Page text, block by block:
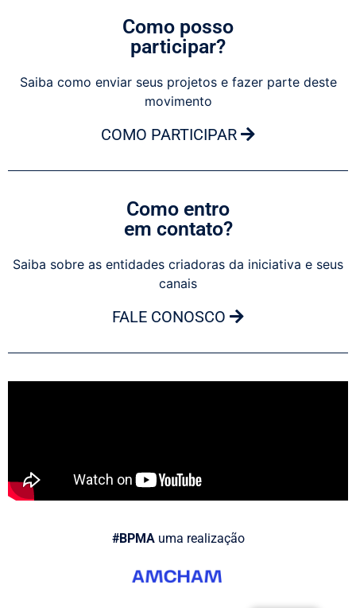
Como posso
participar?
Saiba como enviar seus projetos e fazer parte deste
movimento
COMO PARTICIPAR
Como entro
em contato?
Saiba sobre as entidades criadoras da iniciativa e seus
canais
FALE CONOSCO
#BPMAuma realização